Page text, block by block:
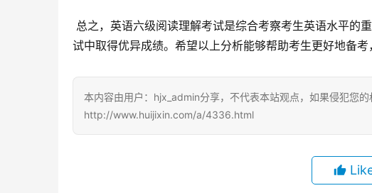
试中取得优异成绩。希望以上分析能够帮助考生更好地备考
本内容由用户：hjx_admin分享，不代表本站观点，如果侵犯您
http://www.huijixin.com/a/4336.html